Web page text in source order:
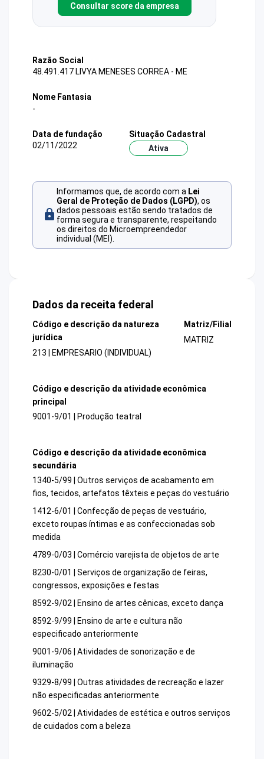
Consultar score da empresa
Razão Social
48.491.417 LIVYA MENESES CORREA - ME
Nome Fantasia
-
Data de fundação
02/11/2022
Situação Cadastral
Ativa
Informamos que, de acordo com a Lei
Geral de Proteção de Dados (LGPD), os
dados pessoais estão sendo tratados de
forma segura e transparente, respeitando
os direitos do Microempreendedor
individual (MEI).
Dados da receita federal
Código e descrição da natureza
jurídica
213 | EMPRESARIO (INDIVIDUAL)
Matriz/Filial
MATRIZ
Código e descrição da atividade econômica
principal
9001-9/01 | Produção teatral
Código e descrição da atividade econômica
secundária
1340-5/99 | Outros serviços de acabamento em
fios, tecidos, artefatos têxteis e peças do vestuário
1412-6/01 | Confecção de peças de vestuário,
exceto roupas íntimas e as confeccionadas sob
medida
4789-0/03 | Comércio varejista de objetos de arte
8230-0/01 | Serviços de organização de feiras,
congressos, exposições e festas
8592-9/02 | Ensino de artes cênicas, exceto dança
8592-9/99 | Ensino de arte e cultura não
especificado anteriormente
9001-9/06 | Atividades de sonorização e de
iluminação
9329-8/99 | Outras atividades de recreação e lazer
não especificadas anteriormente
9602-5/02 | Atividades de estética e outros serviços
de cuidados com a beleza